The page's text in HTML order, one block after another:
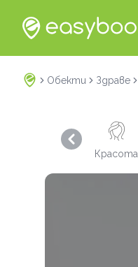
Обекти Здраве
Красота
Previous slide